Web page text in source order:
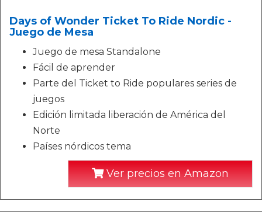
Days of Wonder Ticket To Ride Nordic -
Juego de Mesa
Juego de mesa Standalone
Fácil de aprender
Parte del Ticket to Ride populares series de
juegos
Edición limitada liberación de América del
Norte
Países nórdicos tema
Ver precios en Amazon